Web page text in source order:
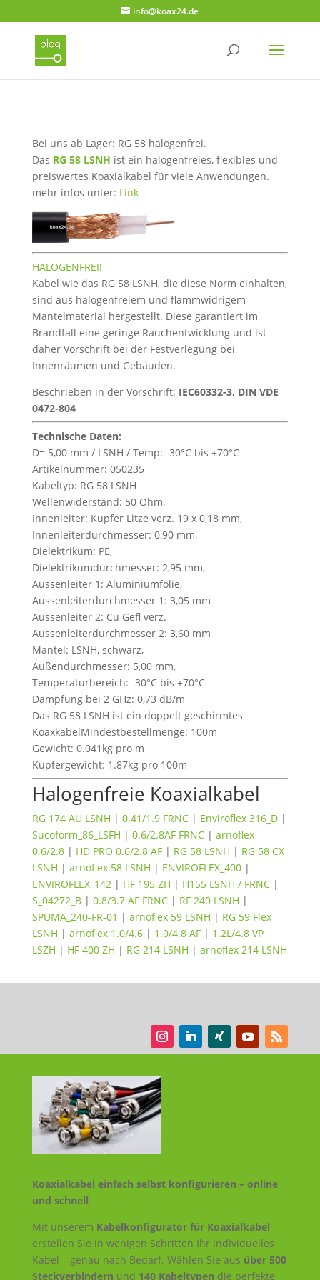
info@koax24.de
Bei uns ab Lager: RG 58 halogenfrei.
Das RG 58 LSNH ist ein halogenfreies, flexibles und
preiswertes Koaxialkabel für viele Anwendungen.
mehr infos unter: Link
HALOGENFREI!
Kabel wie das RG 58 LSNH, die diese Norm einhalten,
sind aus halogenfreiem und flammwidrigem
Mantelmaterial hergestellt. Diese garantiert im
Brandfall eine geringe Rauchentwicklung und ist
daher Vorschrift bei der Festverlegung bei
Innenräumen und Gebäuden.
Beschrieben in der Vorschrift: IEC60332-3, DIN VDE
0472-804
Technische Daten:
D= 5,00 mm / LSNH / Temp: -30°C bis +70°C
Artikelnummer: 050235
Kabeltyp: RG 58 LSNH
Wellenwiderstand: 50 Ohm,
Innenleiter: Kupfer Litze verz. 19 x 0,18 mm,
Innenleiterdurchmesser: 0,90 mm,
Dielektrikum: PE,
Dielektrikumdurchmesser: 2,95 mm,
Aussenleiter 1: Aluminiumfolie,
Aussenleiterdurchmesser 1: 3,05 mm
Aussenleiter 2: Cu Gefl verz.
Aussenleiterdurchmesser 2: 3,60 mm
Mantel: LSNH, schwarz,
Außendurchmesser: 5,00 mm,
Temperaturbereich: -30°C bis +70°C
Dämpfung bei 2 GHz: 0,73 dB/m
Das RG 58 LSNH ist ein doppelt geschirmtes
KoaxkabelMindestbestellmenge: 100m
Gewicht: 0.041kg pro m
Kupfergewicht: 1.87kg pro 100m
Halogenfreie Koaxialkabel
RG 174 AU LSNH | 0.41/1.9 FRNC | Enviroflex 316_D |
Sucoform_86_LSFH | 0.6/2.8AF FRNC | arnoflex
0.6/2.8 | HD PRO 0.6/2.8 AF | RG 58 LSNH | RG 58 CX
LSNH | arnoflex 58 LSNH | ENVIROFLEX_400 |
ENVIROFLEX_142 | HF 195 ZH | H155 LSNH / FRNC |
S_04272_B | 0.8/3.7 AF FRNC | RF 240 LSNH |
SPUMA_240-FR-01 | arnoflex 59 LSNH | RG 59 Flex
LSNH | arnoflex 1.0/4.6 | 1.0/4.8 AF | 1.2L/4.8 VP
LSZH | HF 400 ZH | RG 214 LSNH | arnoflex 214 LSNH
Koaxialkabel einfach selbst konfigurieren – online
und schnell
Mit unserem Kabelkonfigurator für Koaxialkabel
erstellen Sie in wenigen Schritten Ihr individuelles
Kabel – genau nach Bedarf. Wählen Sie aus über 500
Steckverbindern und 140 Kabeltypen die perfekte